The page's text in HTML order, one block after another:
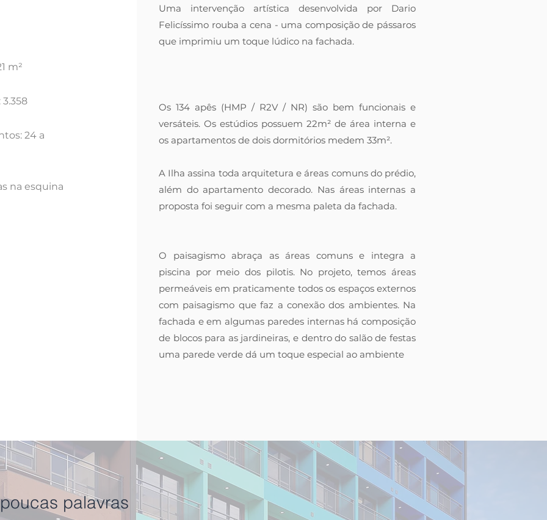
m²
24 a
na esquina
Uma intervenção artística desenvolvida por Dario
Felicíssimo rouba a cena - uma composição de pássaros
que imprimiu um toque lúdico na fachada.
Os 134 apês (HMP / R2V / NR) são bem funcionais e
versáteis. Os estúdios possuem 22m² de área interna e
os apartamentos de dois dormitórios medem 33m².
A Ilha assina toda arquitetura e áreas comuns do prédio,
além do apartamento decorado. Nas áreas internas a
proposta foi seguir com a mesma paleta da fachada.
O paisagismo abraça as áreas comuns e integra a
piscina por meio dos pilotis. No projeto, temos áreas
permeáveis em praticamente todos os espaços externos
com paisagismo que faz a conexão dos ambientes. Na
fachada e em algumas paredes internas há composição
de blocos para as jardineiras, e dentro do salão de festas
uma parede verde dá um toque especial ao ambiente
palavras